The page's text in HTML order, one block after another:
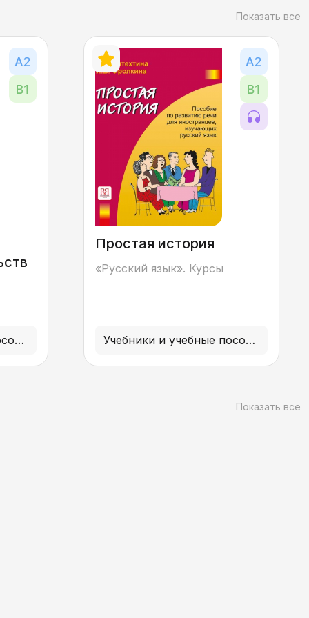
Показать все
Учебники и учебные пособия
Простая история
«Русский язык». Курсы
Учебники и учебные пособия
Показать все